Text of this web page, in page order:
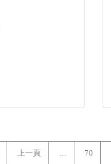
上一頁 … 70